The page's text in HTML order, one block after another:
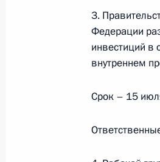
в интересах
2 декабря 2017
28 ноября 2017
3.
Федерации
инвестиций в
внутреннем
Срок – 15